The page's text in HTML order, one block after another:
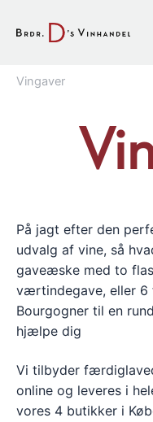
Vingaver
På jagt efter den
udvalg af vine, så
gaveæske med to
værtindegave, eller 6
Bourgogner til en
hjælpe dig
Vi tilbyder
online og leveres i
vores 4 butikker i